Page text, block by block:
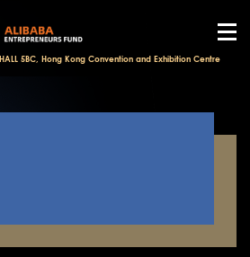
HALL 5BC, Hong Kong Convention and Exhibition Centre